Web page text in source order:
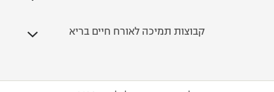
קבוצות תמיכה לאורח חיים בריא